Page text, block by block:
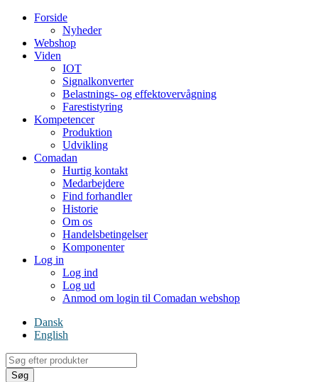
Forside
Nyheder
Webshop
Viden
IOT
Signalkonverter
Belastnings- og effektovervågning
Farestistyring
Kompetencer
Produktion
Udvikling
Comadan
Hurtig kontakt
Medarbejdere
Find forhandler
Historie
Om os
Handelsbetingelser
Komponenter
Log in
Log ind
Log ud
Anmod om login til Comadan webshop
Dansk
English
Products
search
Søg